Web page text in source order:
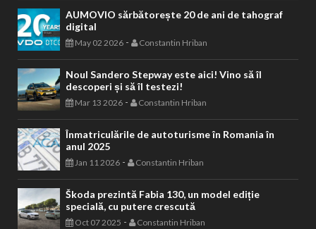
AUMOVIO sărbătorește 20 de ani de tahograf
digital
May 02 2026 - Constantin Hriban
Noul Sandero Stepway este aici! Vino să îl
descoperi și să îl testezi!
Mar 13 2026 - Constantin Hriban
Înmatriculările de autoturisme în Romania în
anul 2025
Jan 11 2026 - Constantin Hriban
Škoda prezintă Fabia 130, un model ediție
specială, cu putere crescută
Oct 07 2025 - Constantin Hriban